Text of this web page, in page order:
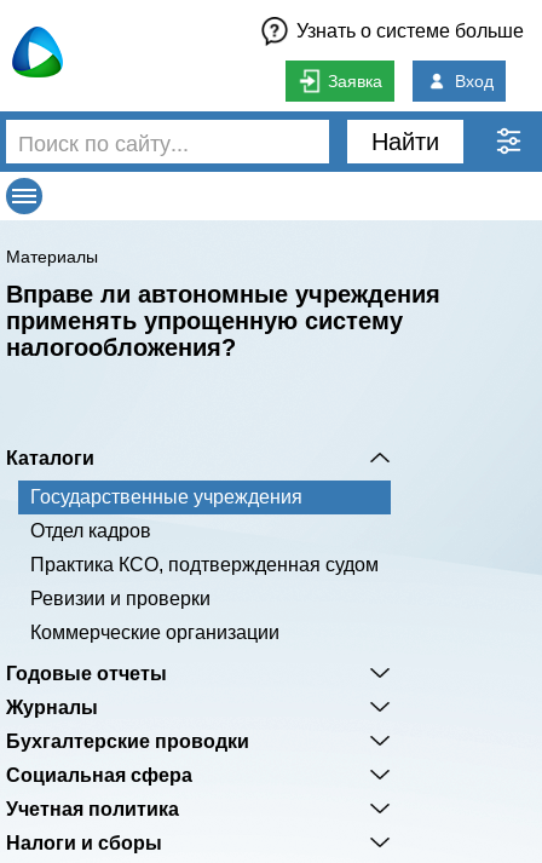
Узнать о системе больше
Заявка Вход
Найти
Материалы
Вправе ли автономные учреждения
применять упрощенную систему
налогообложения?
Каталоги
Государственные учреждения
Отдел кадров
Практика КСО, подтвержденная судом
Ревизии и проверки
Коммерческие организации
Годовые отчеты
Журналы
Бухгалтерские проводки
Социальная сфера
Учетная политика
Налоги и сборы